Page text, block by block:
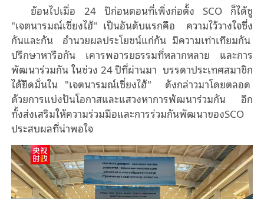
ย้อนไปเมื่อ 24 ปีก่อนตอนที่เพิ่งก่อตั้ง SCO ก็ได้ชู
"เจตนารมณ์เซี่ยงไฮ้" เป็นอันดับแรกคือ ความไว้วางใจซึ่ง
กันและกัน อำนวยผลประโยชน์แก่กัน มีความเท่าเทียมกัน
ปรึกษาหารือกัน เคารพอารยธรรมที่หลากหลาย และการ
พัฒนาร่วมกัน ในช่วง 24 ปีที่ผ่านมา บรรดาประเทศสมาชิก
ได้ยึดมั่นใน "เจตนารมณ์เซี่ยงไฮ้" ดังกล่าวมาโดยตลอด
ด้วยการแบ่งปันโอกาสและแสวงหาการพัฒนาร่วมกัน อีก
ทั้งส่งเสริมให้ความร่วมมือและการร่วมกันพัฒนาของSCO
ประสบผลที่น่าพอใจ